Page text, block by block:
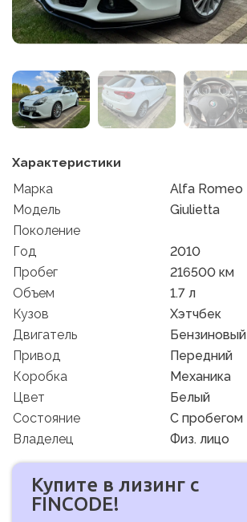
Характеристики
Марка
Alfa Romeo
Модель
Giulietta
Поколение
Год
2010
Пробег
216500 км
Объем
1.7 л
Кузов
Хэтчбек
Двигатель
Бензиновый
Привод
Передний
Коробка
Механика
Цвет
Белый
Состояние
C пробегом
Владелец
Физ. лицо
Купите в лизинг с
FINCODE!